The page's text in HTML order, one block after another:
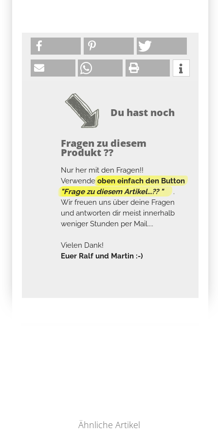
Du hast noch
Fragen zu diesem
Produkt ??
Nur her mit den Fragen!!
Verwendeoben einfach den Button
"Frage zu diesem Artikel...?? "
.
Wir freuen uns über deine Fragen
und antworten dir meist innerhalb
weniger Stunden per Mail....
Vielen Dank!
Euer Ralf und Martin :-)
Ähnliche Artikel